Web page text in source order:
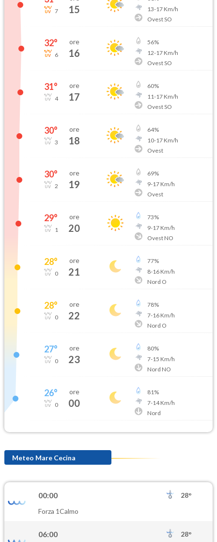
7 15
13-17Km/h
Ovest SO
32°
6
ore
16
56%
12-17Km/h
Ovest SO
31°
4
ore
17
60%
11-17Km/h
Ovest SO
30°
3
ore
18
64%
10-17Km/h
Ovest
30°
2
ore
19
69%
9-17Km/h
Ovest
29°
1
ore
20
73%
9-17Km/h
Ovest NO
28°
0
ore
21
77%
8-16Km/h
Nord O
28°
0
ore
22
78%
7-16Km/h
Nord O
27°
0
ore
23
80%
7-15 Km/h
Nord NO
26°
0
ore
00
81%
7-14Km/h
Nord
Meteo Mare Cecina
00:00
28°
Forza 1Calmo
06:00
28°